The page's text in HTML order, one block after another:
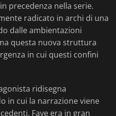
precedenza nella serie.
radicato in archi di una
dalle ambientazioni
questa nuova struttura
in cui questi confini
ridisegna
in cui la narrazione viene
Faye era in gran